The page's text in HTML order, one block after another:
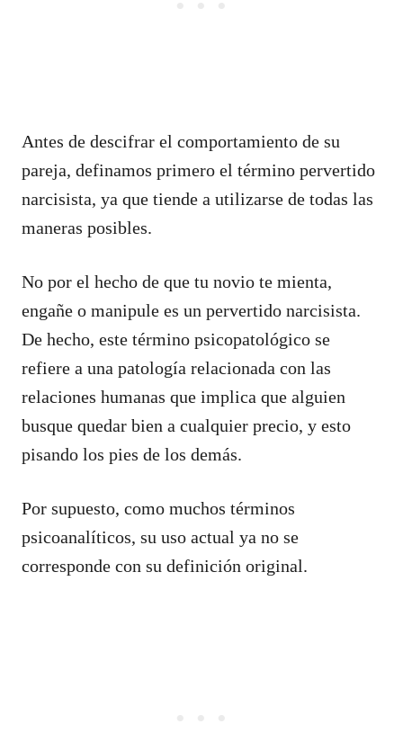
Antes de descifrar el comportamiento de su
pareja, definamos primero el término pervertido
narcisista, ya que tiende a utilizarse de todas las
maneras posibles.
No por el hecho de que tu novio te mienta,
engañe o manipule es un pervertido narcisista.
De hecho, este término psicopatológico se
refiere a una patología relacionada con las
relaciones humanas que implica que alguien
busque quedar bien a cualquier precio, y esto
pisando los pies de los demás.
Por supuesto, como muchos términos
psicoanalíticos, su uso actual ya no se
corresponde con su definición original.